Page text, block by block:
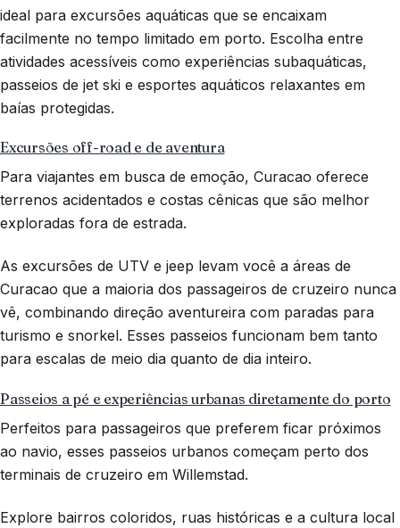
ideal para excursões aquáticas que se encaixam
facilmente no tempo limitado em porto. Escolha entre
atividades acessíveis como experiências subaquáticas,
passeios de jet ski e esportes aquáticos relaxantes em
baías protegidas.
Excursões off-road e de aventura
Para viajantes em busca de emoção, Curacao oferece
terrenos acidentados e costas cênicas que são melhor
exploradas fora de estrada.
As excursões de UTV e jeep levam você a áreas de
Curacao que a maioria dos passageiros de cruzeiro nunca
vê, combinando direção aventureira com paradas para
turismo e snorkel. Esses passeios funcionam bem tanto
para escalas de meio dia quanto de dia inteiro.
Passeios a pé e experiências urbanas diretamente do porto
Perfeitos para passageiros que preferem ficar próximos
ao navio, esses passeios urbanos começam perto dos
terminais de cruzeiro em Willemstad.
Explore bairros coloridos, ruas históricas e a cultura local